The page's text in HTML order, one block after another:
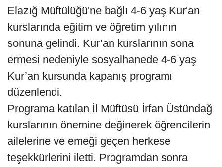
Elazığ Müftülüğü'ne bağlı 4-6 yaş Kur'an
kurslarında eğitim ve öğretim yılının
sonuna gelindi. Kur’an kurslarının sona
ermesi nedeniyle sosyalhanede 4-6 yaş
Kur’an kursunda kapanış programı
düzenlendi.
Programa katılan İl Müftüsü İrfan Üstündağ
kurslarının önemine değinerek öğrencilerin
ailelerine ve emeği geçen herkese
teşekkürlerini iletti. Programdan sonra